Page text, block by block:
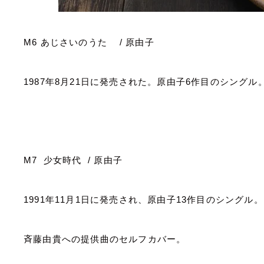
M6 あじさいのうた / 原由子
1987年8 月 21 日に発売された。原由子6作目のシングル
M7 少女時代 / 原由子
1991年11 月 1 日に発売され、原由子13作目のシングル。
斉藤由貴への提供曲のセルフカバー。